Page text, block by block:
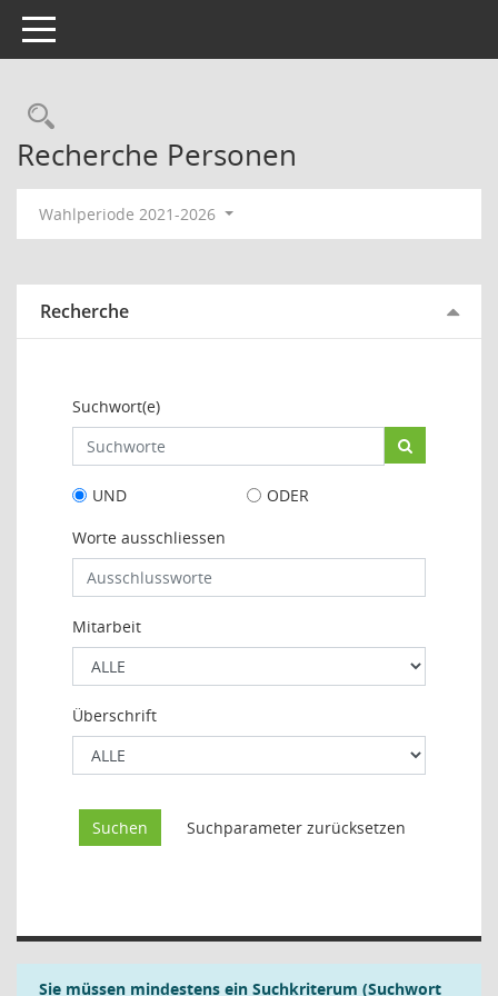
Toggle navigation
Rechercheauswahl
Recherche Personen
Wahlperiode 2021-2026
Recherche
Suchwort(e)
UND
ODER
Worte ausschliessen
Mitarbeit
Überschrift
Sie müssen mindestens ein Suchkriterum (Suchwort